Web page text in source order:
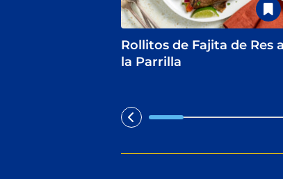
Rollitos de Fajita de Res a
la Parrilla